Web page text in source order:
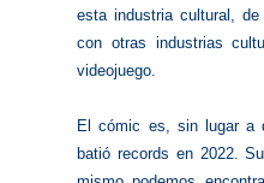
esta industria cultural,
con otras industrias
videojuego.
El cómic es, sin lugar a
batió records en 2022.